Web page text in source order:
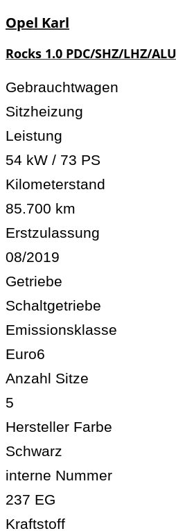
Opel Karl
Rocks 1.0 PDC/SHZ/LHZ/ALU
Gebrauchtwagen
Sitzheizung
Leistung
54 kW / 73 PS
Kilometerstand
85.700 km
Erstzulassung
08/2019
Getriebe
Schaltgetriebe
Emissionsklasse
Euro6
Anzahl Sitze
5
Hersteller Farbe
Schwarz
interne Nummer
237 EG
Kraftstoff